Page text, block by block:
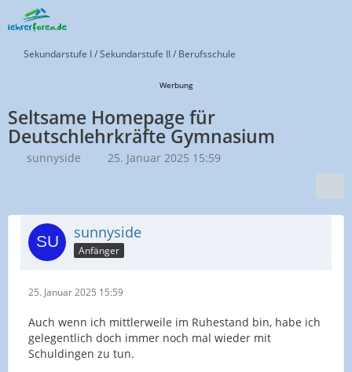
Sekundarstufe I / Sekundarstufe II / Berufsschule
Werbung
Seltsame Homepage für
Deutschlehrkräfte Gymnasium
sunnyside 25. Januar 2025 15:59
sunnyside
Anfänger
25. Januar 2025 15:59
Auch wenn ich mittlerweile im Ruhestand bin, habe ich
gelegentlich doch immer noch mal wieder mit
Schuldingen zu tun.